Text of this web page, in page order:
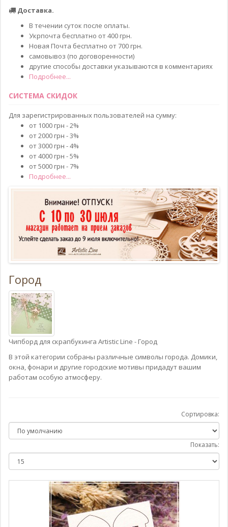
Доставка.
В течении суток после оплаты.
Укрпочта бесплатно от 400 грн.
Новая Почта бесплатно от 700 грн.
самовывоз (по договоренности)
другие способы доставки указываются в комментариях
Подробнее...
СИСТЕМА СКИДОК
Для зарегистрированных пользователей на сумму:
от 1000 грн - 2%
от 2000 грн - 3%
от 3000 грн - 4%
от 4000 грн - 5%
от 5000 грн - 7%
Подробнее...
Город
Чипборд для скрапбукинга Artistic Line - Город
В этой категории собраны различные символы города. Домики,
окна, фонари и другие городские мотивы придадут вашим
работам особую атмосферу.
Сортировка:
Показать: